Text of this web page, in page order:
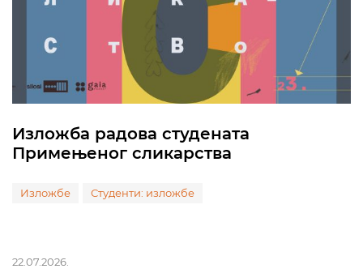
Изложба радова студената
Примењеног сликарства
Изложбе Студенти: изложбе
22.07.2026.